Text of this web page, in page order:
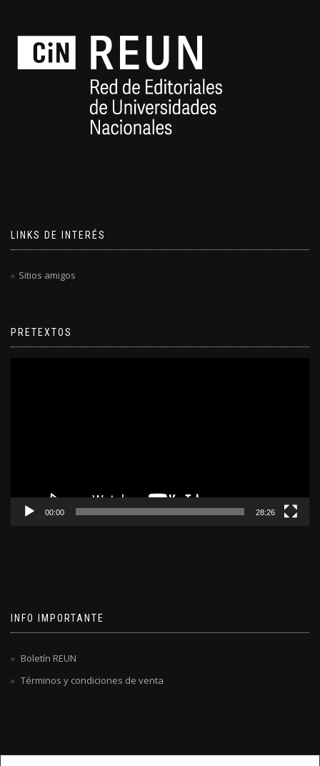
LINKS DE INTERÉS
Sitios amigos
PRETEXTOS
00:00 28:26
INFO IMPORTANTE
Boletín REUN
Términos y condiciones de venta